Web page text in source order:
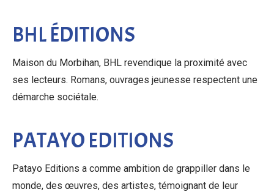
BHL ÉDITIONS
Maison du Morbihan, BHL revendique la proximité avec
ses lecteurs. Romans, ouvrages jeunesse respectent une
démarche sociétale.
PATAYO EDITIONS
Patayo Editions a comme ambition de grappiller dans le
monde, des œuvres, des artistes, témoignant de leur